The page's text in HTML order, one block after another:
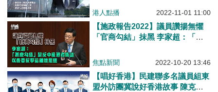
港人點播 2022-11-01 11:00
【施政報告2022】議員讚揚無懼
「官商勾結」抹黑 李家超：「甚
要反擊這種壞思想
焦點新聞 2022-10-20 13:46
【唱好香港】民建聯多名議員組東
盟外訪團冀說好香港故事 陳克勤